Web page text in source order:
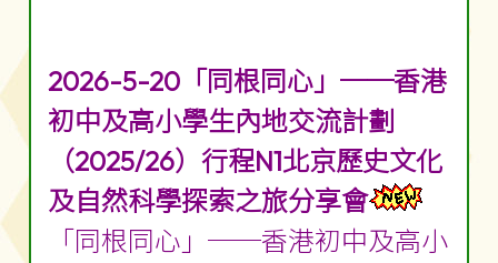
2026-5-20「同根同心」──香港
初中及高小學生內地交流計劃
（2025/26）行程N1北京歷史文化
及自然科學探索之旅分享會
「同根同心」──香港初中及高小